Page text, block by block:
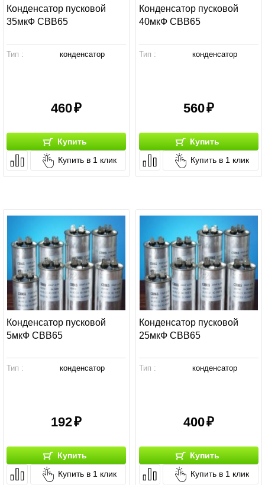
Конденсатор пусковой
35мкФ СВВ65
Тип : конденсатор
460
Купить
Купить в 1 клик
Конденсатор пусковой
40мкФ СВВ65
Тип : конденсатор
560
Купить
Купить в 1 клик
Конденсатор пусковой
5мкФ СВВ65
Тип : конденсатор
192
Купить
Купить в 1 клик
Конденсатор пусковой
25мкФ СВВ65
Тип : конденсатор
400
Купить
Купить в 1 клик